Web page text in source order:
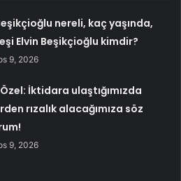
nereli, kaç yaşında,
eşi Elvin Beşikçioğlu kimdir?
9, 2026
İktidara ulaştığımızda
rızalık alacağımıza söz
9, 2026